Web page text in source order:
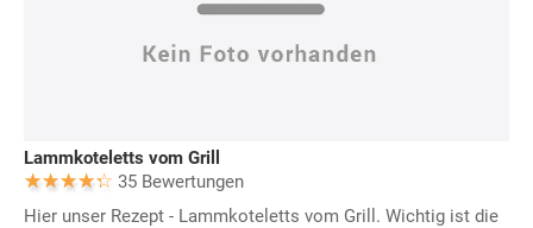
Lammkoteletts vom Grill
35 Bewertungen
Hier unser Rezept - Lammkoteletts vom Grill. Wichtig ist die